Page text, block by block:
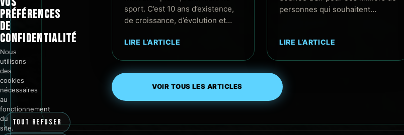
sport. C’est 10 ans d’existence,
de croissance, d’évolution et…
LIRE L’ARTICLE
personnes qui souhaitent…
LIRE L’ARTICLE
VOIR TOUS LES ARTICLES
PRÉFÉRENCES
DE
CONFIDENTIALITÉ
Nous
utilisons
des
cookies
nécessaires
au
fonctionnement
du
site.
TOUT REFUSER